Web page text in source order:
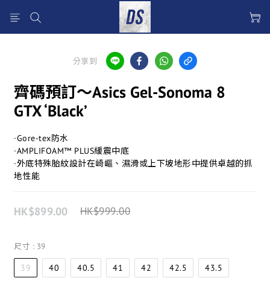
分享到
齊碼預訂～Asics Gel-Sonoma 8
GTX ‘Black’
·Gore-tex防水
·AMPLIFOAM™ PLUS緩震中底
·外底特殊胎紋設計在崎嶇、濕滑或上下坡地形中提供卓越的抓
地性能
HK$899.00 HK$999.00
尺寸 : 39
39 40 40.5 41 42 42.5 43.5